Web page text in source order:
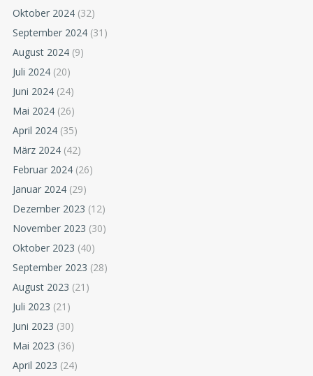
Oktober 2024 (32)
September 2024 (31)
August 2024 (9)
Juli 2024 (20)
Juni 2024 (24)
Mai 2024 (26)
April 2024 (35)
März 2024 (42)
Februar 2024 (26)
Januar 2024 (29)
Dezember 2023 (12)
November 2023 (30)
Oktober 2023 (40)
September 2023 (28)
August 2023 (21)
Juli 2023 (21)
Juni 2023 (30)
Mai 2023 (36)
April 2023 (24)